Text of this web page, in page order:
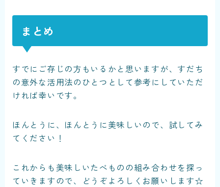
まとめ
すでにご存じの方もいるかと思いますが、すだち
の意外な活用法のひとつとして参考にしていただ
ければ幸いです。
ほんとうに、ほんとうに美味しいので、試してみ
てください！
これからも美味しいたべものの組み合わせを探っ
ていきますので、どうぞよろしくお願いします☆